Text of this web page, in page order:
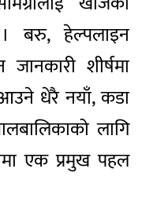
। बरु, हेल्पलाइन
शीर्षमा
धेरै नयाँ, कडा
लागि
एक प्रमुख पहल